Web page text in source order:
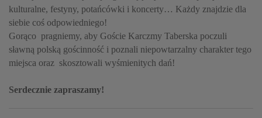
kulturalne, festyny, potańcówki i koncerty… Każdy znajdzie dla
siebie coś odpowiedniego!
Gorąco pragniemy, aby Goście Karczmy Taberska poczuli
sławną polską gościnność i poznali niepowtarzalny charakter tego
miejsca oraz skosztowali wyśmienitych dań!
Serdecznie zapraszamy!